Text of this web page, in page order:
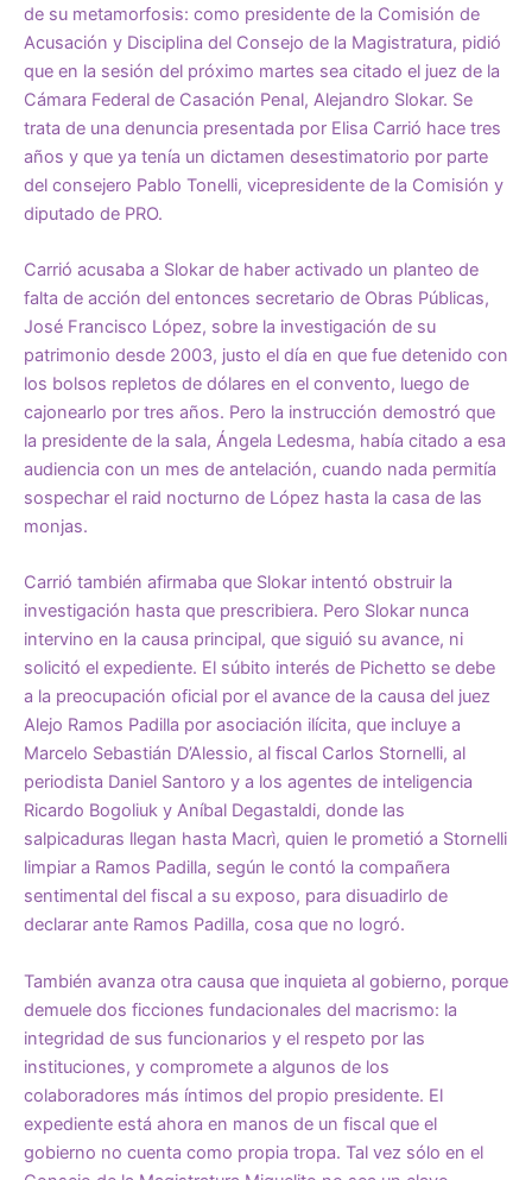
de su metamorfosis: como presidente de la Comisión de
Acusación y Disciplina del Consejo de la Magistratura, pidió
que en la sesión del próximo martes sea citado el juez de la
Cámara Federal de Casación Penal, Alejandro Slokar. Se
trata de una denuncia presentada por Elisa Carrió hace tres
años y que ya tenía un dictamen desestimatorio por parte
del consejero Pablo Tonelli, vicepresidente de la Comisión y
diputado de PRO.
Carrió acusaba a Slokar de haber activado un planteo de
falta de acción del entonces secretario de Obras Públicas,
José Francisco López, sobre la investigación de su
patrimonio desde 2003, justo el día en que fue detenido con
los bolsos repletos de dólares en el convento, luego de
cajonearlo por tres años. Pero la instrucción demostró que
la presidente de la sala, Ángela Ledesma, había citado a esa
audiencia con un mes de antelación, cuando nada permitía
sospechar el raid nocturno de López hasta la casa de las
monjas.
Carrió también afirmaba que Slokar intentó obstruir la
investigación hasta que prescribiera. Pero Slokar nunca
intervino en la causa principal, que siguió su avance, ni
solicitó el expediente. El súbito interés de Pichetto se debe
a la preocupación oficial por el avance de la causa del juez
Alejo Ramos Padilla por asociación ilícita, que incluye a
Marcelo Sebastián D’Alessio, al fiscal Carlos Stornelli, al
periodista Daniel Santoro y a los agentes de inteligencia
Ricardo Bogoliuk y Aníbal Degastaldi, donde las
salpicaduras llegan hasta Macrì, quien le prometió a Stornelli
limpiar a Ramos Padilla, según le contó la compañera
sentimental del fiscal a su exposo, para disuadirlo de
declarar ante Ramos Padilla, cosa que no logró.
También avanza otra causa que inquieta al gobierno, porque
demuele dos ficciones fundacionales del macrismo: la
integridad de sus funcionarios y el respeto por las
instituciones, y compromete a algunos de los
colaboradores más íntimos del propio presidente. El
expediente está ahora en manos de un fiscal que el
gobierno no cuenta como propia tropa. Tal vez sólo en el